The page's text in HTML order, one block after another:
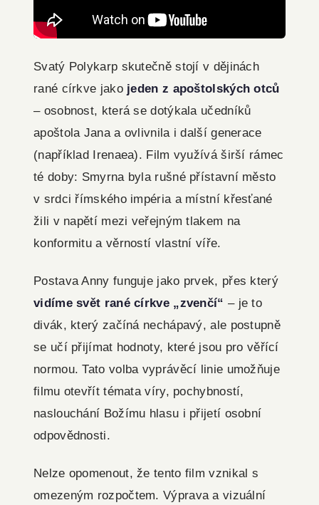
Svatý Polykarp skutečně stojí v dějinách
rané církve jako jeden z apoštolských otců
– osobnost, která se dotýkala učedníků
apoštola Jana a ovlivnila i další generace
(například Irenaea). Film využívá širší rámec
té doby: Smyrna byla rušné přístavní město
v srdci římského impéria a místní křesťané
žili v napětí mezi veřejným tlakem na
konformitu a věrností vlastní víře.
Postava Anny funguje jako prvek, přes který
vidíme svět rané církve „zvenčí“ – je to
divák, který začíná nechápavý, ale postupně
se učí přijímat hodnoty, které jsou pro věřící
normou. Tato volba vyprávěcí linie umožňuje
filmu otevřít témata víry, pochybností,
naslouchání Božímu hlasu i přijetí osobní
odpovědnosti.
Nelze opomenout, že tento film vznikal s
omezeným rozpočtem. Výprava a vizuální